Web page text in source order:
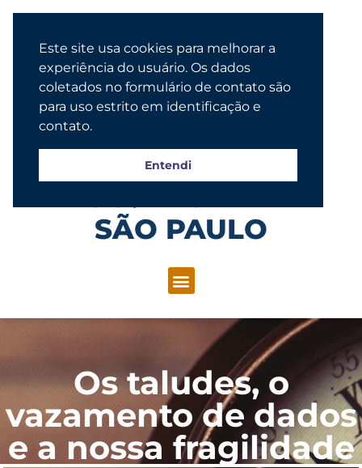
SÃO PAULO
Os taludes, o
vazamento de dados
e a nossa fragilidade
Este site usa cookies para melhorar a
experiência do usuário. Os dados
coletados no formulário de contato são
para uso estrito em identificação e
contato.
Entendi